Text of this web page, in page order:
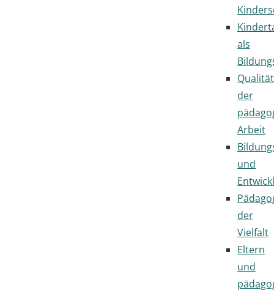
als
Qualität
der
Arbeit
und
der
Vielfalt
Eltern
und